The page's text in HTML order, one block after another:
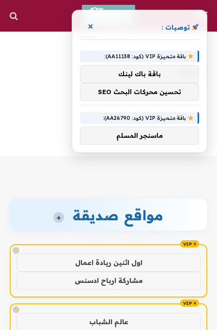
مواقع صديقة +
!
اول اثنين ريادة اعمال
مشاركة ارباح ادسنس
!
عالم الشباب
توصيات : ×
باقة متميزة VIP (كود: AA11138):
باقة باك لينك
تحسين محركات البحث SEO
باقة متميزة VIP (كود: AA26790):
ماسنجر المسلم